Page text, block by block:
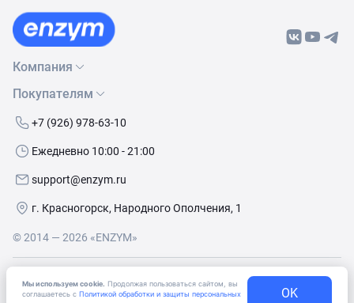
Мы используем cookie. Продолжая пользоваться сайтом, вы
соглашаетесь с Политикой обработки и защиты персональных
OK
Компания
О нас
Бренды
Покупателям
Как сделать заказ
Условия доставки
+7 (926) 978-63-10
Ежедневно 10:00 - 21:00
support@enzym.ru
г. Красногорск, Народного Ополчения, 1
© 2014 — 2026 «ENZYM»
на получение рекламно-информационных
материалов